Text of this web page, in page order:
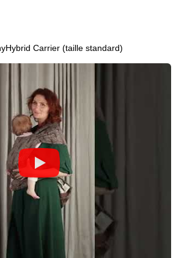
Carrier (taille standard)